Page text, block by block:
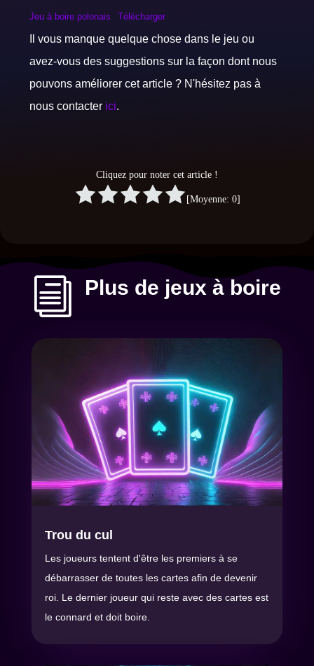
Jeu à boire polonais Télécharger
Il vous manque quelque chose dans le jeu ou
avez-vous des suggestions sur la façon dont nous
pouvons améliorer cet article ? N'hésitez pas à
nous contacter ici.
Cliquez pour noter cet article !
[Moyenne: 0]
i Plus de jeux à boire
Trou du cul
Les joueurs tentent d'être les premiers à se
débarrasser de toutes les cartes afin de devenir
roi. Le dernier joueur qui reste avec des cartes est
le connard et doit boire.